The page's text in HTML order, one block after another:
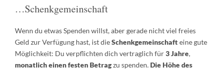
…Schenkgemeinschaft
Wenn du etwas Spenden willst, aber gerade nicht viel freies
Geld zur Verfügung hast, ist dieSchenkgemeinschafteine gute
Möglichkeit: Du verpflichten dich vertraglich für3 Jahre,
monatlich einen festen Betragzu spenden.Die Höhe des